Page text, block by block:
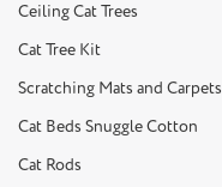
Ceiling Cat Trees
Cat Tree Kit
Scratching Mats and Carpets
Cat Beds Snuggle Cotton
Cat Rods